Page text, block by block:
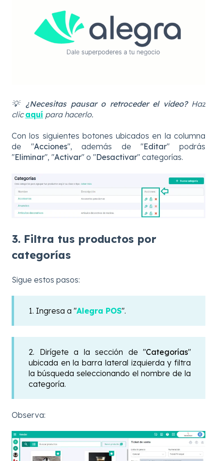
💡 ¿Necesitas pausar o retroceder el video? Haz
clicaquí para hacerlo.
Con los siguientes botones ubicados en la columna
de "Acciones", además de "Editar" podrás
"Eliminar", "Activar" o "Desactivar" categorías.
3. Filtra tus productos por
categorías
Sigue estos pasos:
1. Ingresa a "Alegra POS".
2. Dirígete a la sección de "Categorías"
ubicada en la barra lateral izquierda y filtra
la búsqueda seleccionando el nombre de la
categoría.
Observa: